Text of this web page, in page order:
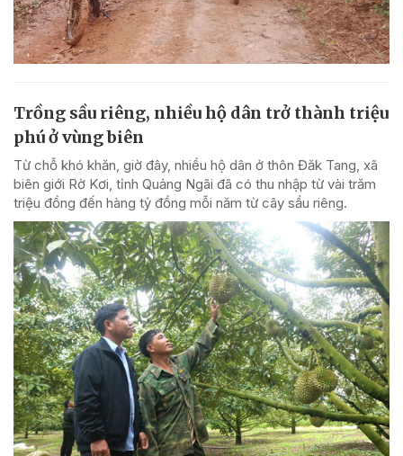
Trồng sầu riêng, nhiều hộ dân trở thành triệu
phú ở vùng biên
Từ chỗ khó khăn, giờ đây, nhiều hộ dân ở thôn Đăk Tang, xã
biên giới Rờ Kơi, tỉnh Quảng Ngãi đã có thu nhập từ vài trăm
triệu đồng đến hàng tỷ đồng mỗi năm từ cây sầu riêng.